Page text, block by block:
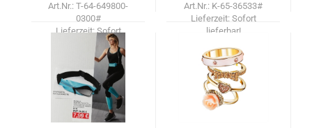
Art.Nr.: T-64-649800-
0300#
Lieferzeit:Sofort
Art.Nr.: K-65-36533#
Lieferzeit: Sofort
lieferbar!